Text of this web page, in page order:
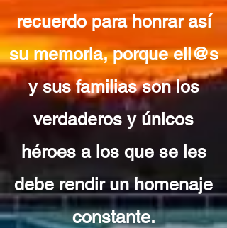
recuerdo para honrar así
su memoria, porque ell@s
y sus familias son los
verdaderos y únicos
héroes a los que se les
debe rendir un homenaje
constante.